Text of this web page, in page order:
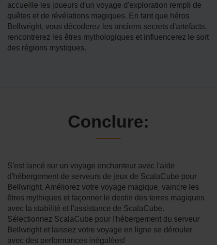
accueille les joueurs d'un voyage d'exploration rempli de
quêtes et de révélations magiques. En tant que héros
Bellwright, vous décoderez les anciens secrets d'artefacts,
rencontrerez les êtres mythologiques et influencerez le sort
des régions mystiques.
Conclure:
S'est lancé sur un voyage enchanteur avec l'aide
d'hébergement de serveurs de jeux de ScalaCube pour
Bellwright. Améliorez votre voyage magique, vaincre les
êtres mythiques et façonner le destin des terres magiques
avec la stabilité et l'assistance de ScalaCube.
Sélectionnez ScalaCube pour l'hébergement du serveur
Bellwright et laissez votre voyage en ligne se dérouler
avec des performances inégalées!